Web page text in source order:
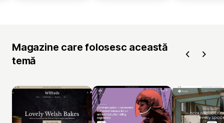
Magazine care folosesc această
temă